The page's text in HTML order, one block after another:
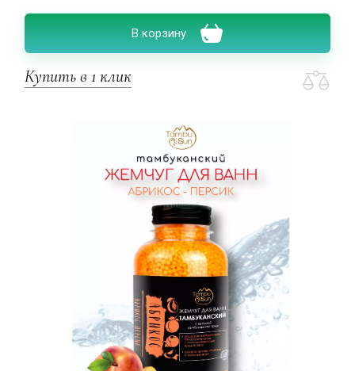
В корзину
Купить в 1 клик